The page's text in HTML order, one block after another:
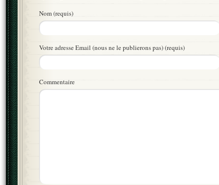
Nom (requis)
Votre adresse Email (nous ne le publierons pas) (requis)
Commentaire